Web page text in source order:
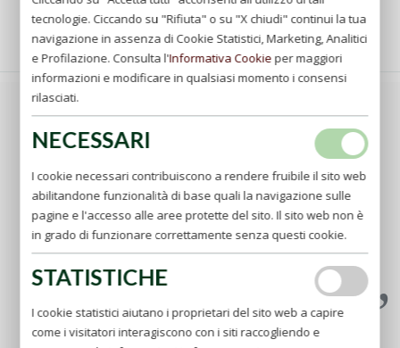
che mostrata. Bisogna umiliarsi sempre davanti a Dio,
ma non con quella umiltà falsa che porta allo
scoraggiamento, generando sconforto e disperazione.
Dobbiamo avere un basso concetto di noi stessi.
Crederci inferiori a tutti. Non anteporre il proprio utile a
quello degli altri. Pensiamo che Gesù amava chiamarsi
(AP)
tecnologie. Ciccando su "Rifiuta" o su "X chiudi" continui la tua
navigazione in assenza di Cookie Statistici, Marketing, Analitici
e Profilazione. Consulta l'Informativa Cookie per maggiori
informazioni e modificare in qualsiasi momento i consensi
rilasciati.
NECESSARI
I cookie necessari contribuiscono a rendere fruibile il sito web
abilitandone funzionalità di base quali la navigazione sulle
pagine e l'accesso alle aree protette del sito. Il sito web non è
in grado di funzionare correttamente senza questi cookie.
STATISTICHE
I cookie statistici aiutano i proprietari del sito web a capire
come i visitatori interagiscono con i siti raccogliendo e